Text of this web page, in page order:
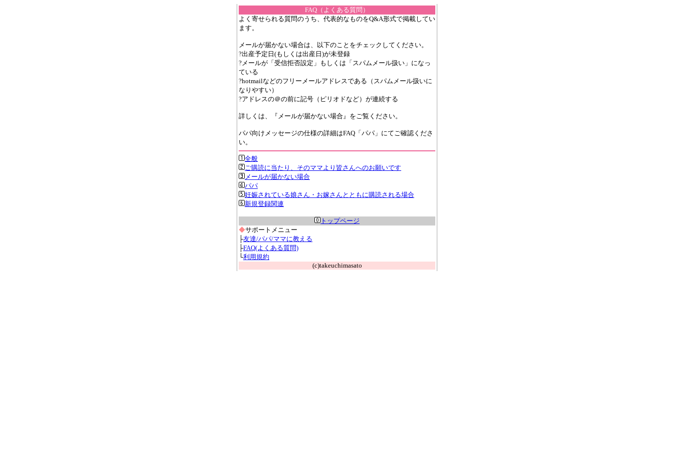
FAQ（よくある質問）
よく寄せられる質問のうち、代表的なものをQ&A形式で掲載してい
ます。
メールが届かない場合は、以下のことをチェックしてください。
?出産予定日(もしくは出産日)が未登録
?メールが「受信拒否設定」もしくは「スパムメール扱い」になっ
ている
?hotmailなどのフリーメールアドレスである（スパムメール扱いに
なりやすい）
?アドレスの＠の前に記号（ピリオドなど）が連続する
詳しくは、『メールが届かない場合』をご覧ください。
パパ向けメッセージの仕様の詳細はFAQ「パパ」にてご確認くださ
い。
全般
ご購読に当たり、そのママより皆さんへのお願いです
メールが届かない場合
パパ
妊娠されている娘さん・お嫁さんとともに購読される場合
新規登録関連
トップページ
◆サポートメニュー
├友達/パパ/ママに教える
├FAQ(よくある質問)
└利用規約
(c)takeuchimasato